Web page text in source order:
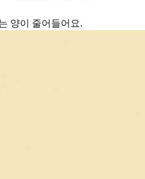
양이 줄어들어요.